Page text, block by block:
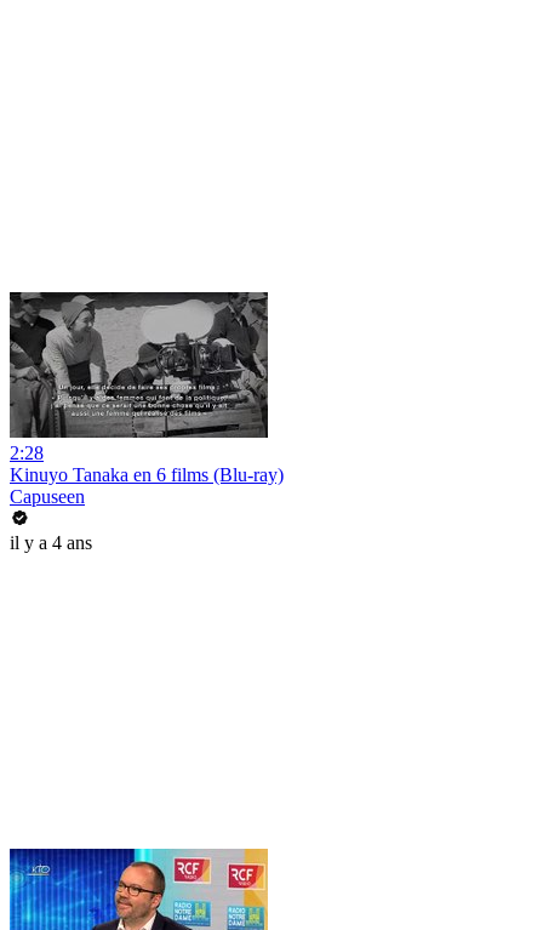
2:28
Kinuyo Tanaka en 6 films (Blu-ray)
Capuseen
il y a 4 ans